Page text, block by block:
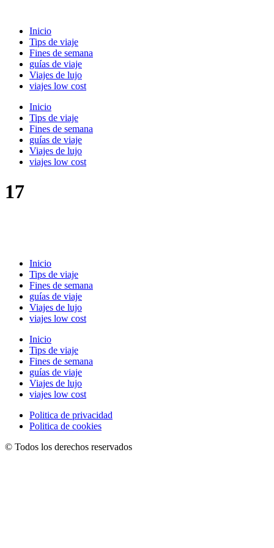
contenido
Inicio
Tips de viaje
Fines de semana
guías de viaje
Viajes de lujo
viajes low cost
Inicio
Tips de viaje
Fines de semana
guías de viaje
Viajes de lujo
viajes low cost
17
Inicio
Tips de viaje
Fines de semana
guías de viaje
Viajes de lujo
viajes low cost
Inicio
Tips de viaje
Fines de semana
guías de viaje
Viajes de lujo
viajes low cost
Politica de privacidad
Politica de cookies
© Todos los derechos reservados